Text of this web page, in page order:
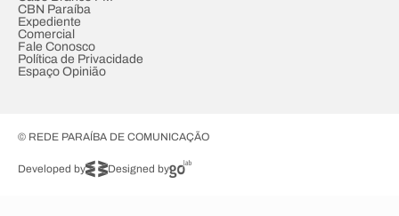
CBN Paraíba
Expediente
Comercial
Fale Conosco
Política de Privacidade
Espaço Opinião
© REDE PARAÍBA DE COMUNICAÇÃO
Developed by Designed by